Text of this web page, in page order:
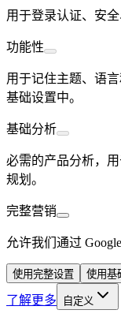
用于登录认证、安
功能性
用于记住主题、语
基础设置中。
基础分析
必需的产品分析，
规划。
完整营销
允许我们通过
使用完整设置 使用基
了解更多 自定义